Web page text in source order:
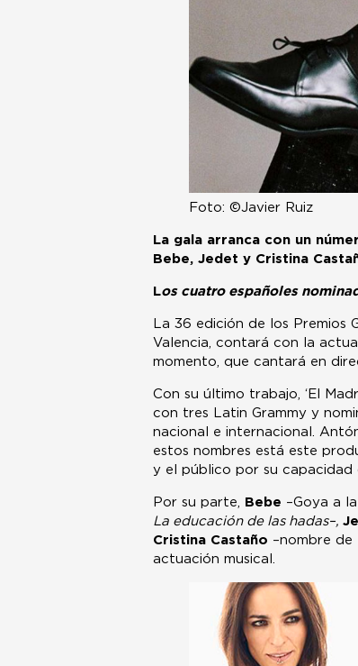
Foto: ©Javier Ruiz
La gala arranca con un
Bebe, Jedet y Cristina
Los cuatro españoles
La 36 edición de los Premios
Valencia, contará con la
momento, que cantará en
Con su último trabajo, ‘El
con tres Latin Grammy y
nacional e internacional.
estos nombres está este
y el público por su capacidad
Por su parte, Bebe –Goya a
La educación de las hadas–,
Cristina Castaño –nombre de
actuación musical.